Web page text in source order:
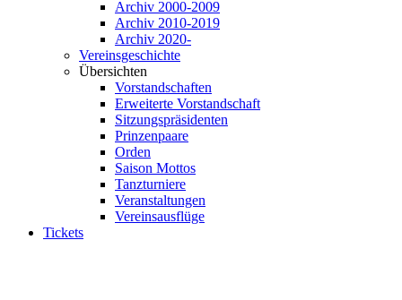
Archiv 2000-2009
Archiv 2010-2019
Archiv 2020-
Vereinsgeschichte
Übersichten
Vorstandschaften
Erweiterte Vorstandschaft
Sitzungspräsidenten
Prinzenpaare
Orden
Saison Mottos
Tanzturniere
Veranstaltungen
Vereinsausflüge
Tickets